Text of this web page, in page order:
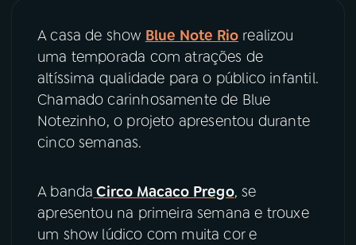
08PRÊMIO RÁDIO MEC
YouTube Facebook
A casa de show Blue Note Rio realizou
uma temporada com atrações de
altíssima qualidade para o público infantil.
Chamado carinhosamente de Blue
Notezinho, o projeto apresentou durante
cinco semanas.
A banda Circo Macaco Prego, se
apresentou na primeira semana e trouxe
um show lúdico com muita cor e